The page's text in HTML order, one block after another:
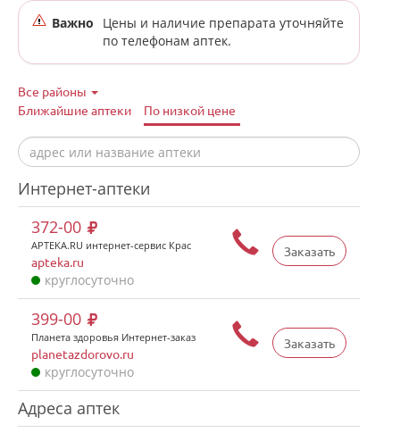
Важно
Цены и наличие препарата уточняйте
по телефонам аптек.
Все районы
Ближайшие аптеки
По низкой цене
Интернет-аптеки
Заказать
372-00
APTEKA.RU интернет-сервис Крас
apteka.ru
круглосуточно
Заказать
399-00
Планета здоровья Интернет-заказ
planetazdorovo.ru
круглосуточно
Адреса аптек